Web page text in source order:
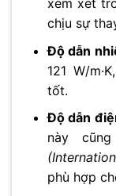
xem xét
chịu sự
Độ dẫn
121 W/
tốt.
Độ dẫn
này
phù hợp